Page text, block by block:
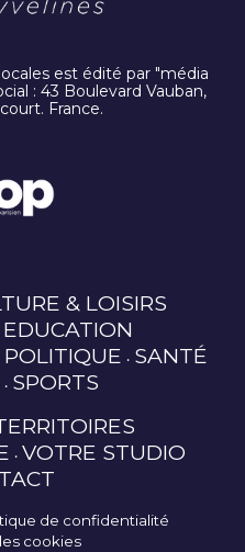
est édité par "média
: 43 Boulevard Vauban,
France.
& LOISIRS
EDUCATION
POLITIQUE SANTÉ
SPORTS
VOTRE STUDIO
de confidentialité
cookies